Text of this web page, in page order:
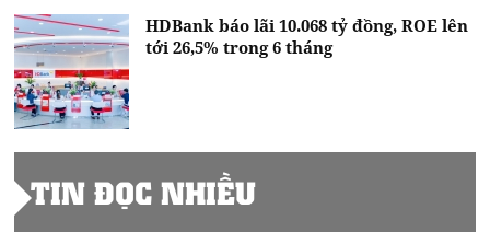
HDBank báo lãi 10.068 tỷ đồng, ROE lên
tới 26,5% trong 6 tháng
TIN ĐỌC NHIỀU